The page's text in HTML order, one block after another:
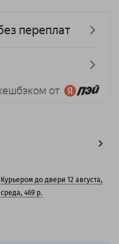
Курьером до двери 12 августа,
среда, 469 р.